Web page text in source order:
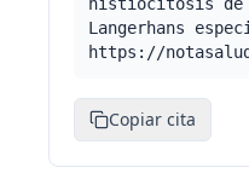
Langerhans
https://
Copiar cita